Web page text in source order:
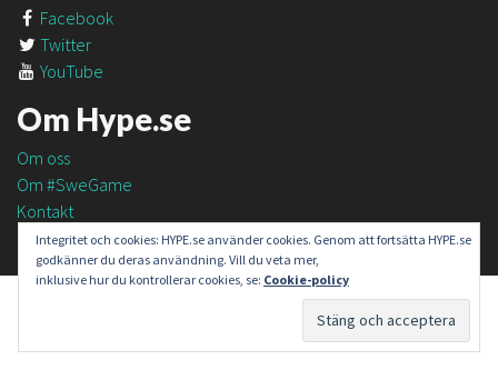
Facebook
Twitter
YouTube
Om Hype.se
Om oss
Om #SweGame
Kontakt
Integritet och cookies: HYPE.se använder cookies. Genom att fortsätta HYPE.se
godkänner du deras användning. Vill du veta mer,
inklusive hur du kontrollerar cookies, se: Cookie-policy